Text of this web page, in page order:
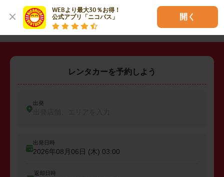
WEBより最大30％お得！
公式アプリ「ニコパス」
開く
・ 坂戸市 ・鶴ヶ島市 入間郡三芳町
レンタカーを予約しよう
出発
出発日時
2026年08月06日 (木) 03:00
返却日時